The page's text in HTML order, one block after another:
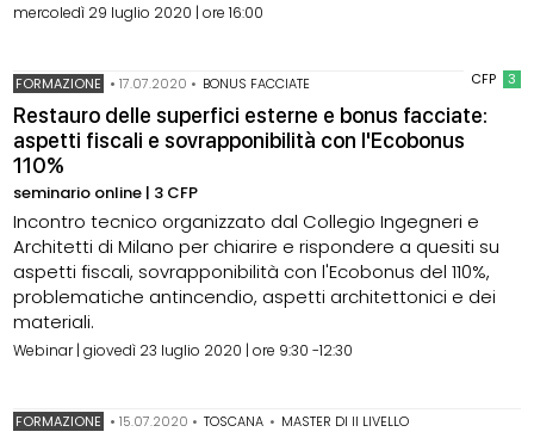
mercoledì 29 luglio 2020 | ore 16:00
CFP 3
FORMAZIONE •17.07.2020 • BONUS FACCIATE
Restauro delle superfici esterne e bonus facciate:
aspetti fiscali e sovrapponibilità con l'Ecobonus
110%
seminario online | 3 CFP
Incontro tecnico organizzato dal Collegio Ingegneri e
Architetti di Milano per chiarire e rispondere a quesiti su
aspetti fiscali, sovrapponibilità con l'Ecobonus del 110%,
problematiche antincendio, aspetti architettonici e dei
materiali.
Webinar | giovedì 23 luglio 2020 | ore 9:30 -12:30
FORMAZIONE •15.07.2020 • TOSCANA • MASTER DI II LIVELLO